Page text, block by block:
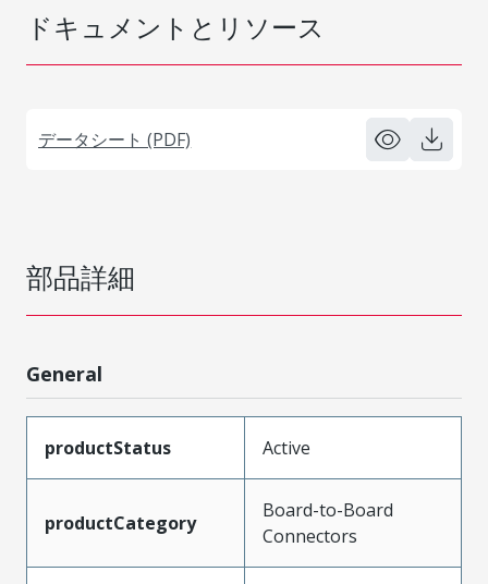
ドキュメントとリソース
データシート (PDF)
部品詳細
General
productStatus Active
productCategory
Board-to-Board
Connectors